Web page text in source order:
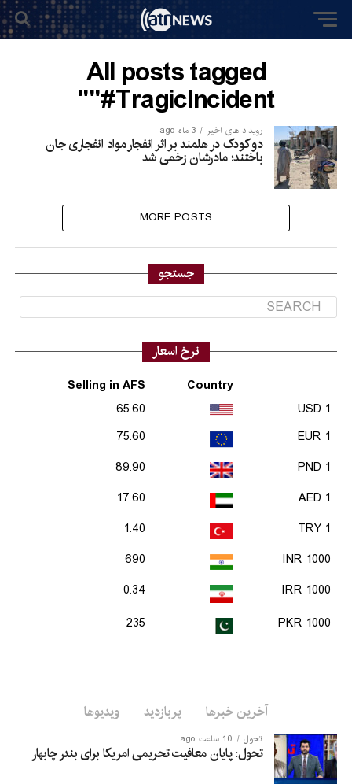
All posts tagged
"#TragicIncident"
رویداد های اخیر 3 ماه ago
دو کودک در هلمند بر اثر انفجار مواد انفجاری جان
باختند؛ مادرشان زخمی شد
MORE POSTS
جستجو
نرخ اسعار
Country
Selling in AFS
1 USD
65.60
1 EUR
75.60
1 PND
89.90
1 AED
17.60
1 TRY
1.40
1000 INR
690
1000 IRR
0.34
1000 PKR
235
آخرین خبرها پربازدید ویدیوها
تحول 10 ساعت ago
تحول: پایان معافیت تحریمی امریکا برای بندر چابهار